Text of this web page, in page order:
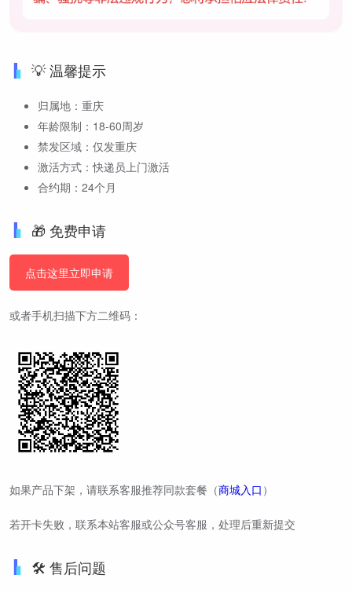
💡 温馨提示
归属地：重庆
年龄限制：18-60周岁
禁发区域：仅发重庆
激活方式：快递员上门激活
合约期：24个月
🎁 免费申请
点击这里立即申请
或者手机扫描下方二维码：
如果产品下架，请联系客服推荐同款套餐（商城入口 ）
若开卡失败，联系本站客服或公众号客服，处理后重新提交
🛠️ 售后问题